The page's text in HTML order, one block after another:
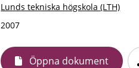
Lunds tekniska högskola (LTH)
2007
Öppna dokument